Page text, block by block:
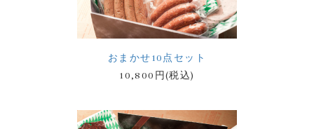
おまかせ10点セット
10,800円(税込)